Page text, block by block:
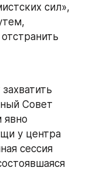
сил»,
Совет
явно
у центра
сессия